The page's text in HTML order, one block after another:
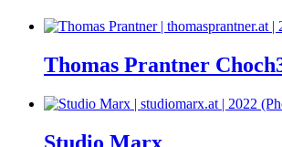
Thomas Prantner
Studio Marx